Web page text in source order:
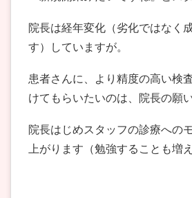
院長は経年変化（劣化ではなく
す）していますが。
患者さんに、より精度の高い検
けてもらいたいのは、院長の願い
院長はじめスタッフの診療への
上がります（勉強することも増